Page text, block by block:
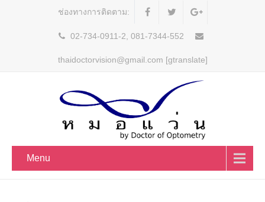
ช่องทางการติดตาม:
02-734-0911-2, 081-7344-552
thaidoctorvision@gmail.com [gtranslate]
Menu